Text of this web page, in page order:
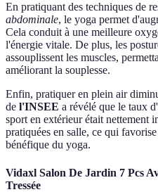
En pratiquant des techniques de
abdominale, le yoga permet
Cela conduit à une meilleure
l'énergie vitale. De plus, les
assouplissent les muscles,
améliorant la souplesse.
Enfin, pratiquer en plein air
de l'INSEE a révélé que le taux
sport en extérieur était nettement
pratiquées en salle, ce qui
bénéfique du yoga.
Vidaxl Salon De Jardin 7 Pcs
Tressée